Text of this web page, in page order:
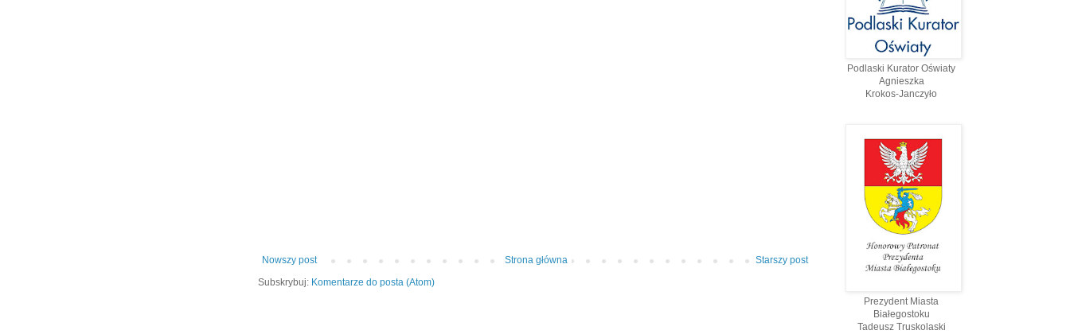
Nowszy post Starszy post
Strona główna
Subskrybuj: Komentarze do posta (Atom)
Podlaski Kurator Oświaty
Agnieszka
Krokos-Janczyło
Prezydent Miasta
Białegostoku
Tadeusz Truskolaski